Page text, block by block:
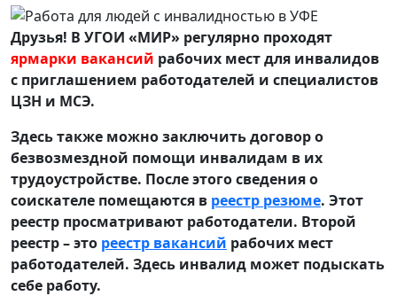
Друзья! В УГОИ «МИР» регулярно проходят
ярмарки вакансий рабочих мест для инвалидов
с приглашением работодателей и специалистов
ЦЗН и МСЭ.
Здесь также можно заключить договор о
безвозмездной помощи инвалидам в их
трудоустройстве. После этого сведения о
соискателе помещаются в реестр резюме. Этот
реестр просматривают работодатели. Второй
реестр – это реестр вакансий рабочих мест
работодателей. Здесь инвалид может подыскать
себе работу.